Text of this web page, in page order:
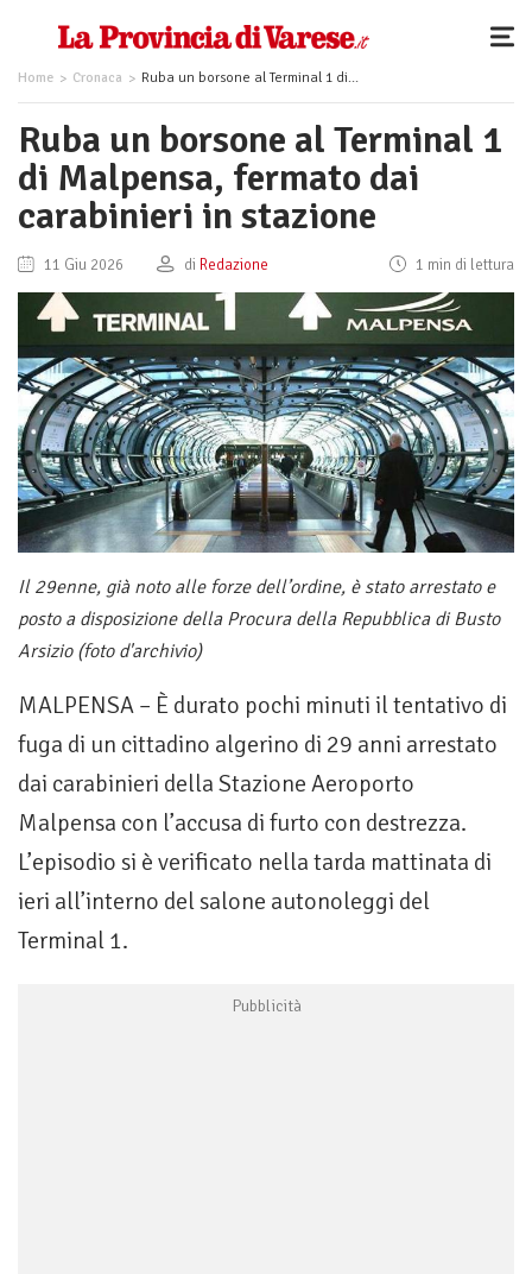
Home Cronaca Ruba un borsone al Terminal 1 di Malpensa, fermato dai carabinieri in stazione
Ruba un borsone al Terminal 1
di Malpensa, fermato dai
carabinieri in stazione
11 Giu 2026 di Redazione 1 min di lettura
Il 29enne, già noto alle forze dell’ordine, è stato arrestato e
posto a disposizione della Procura della Repubblica di Busto
Arsizio (foto d'archivio)
MALPENSA – È durato pochi minuti il tentativo di
fuga di un cittadino algerino di 29 anni arrestato
dai carabinieri della Stazione Aeroporto
Malpensa con l’accusa di furto con destrezza.
L’episodio si è verificato nella tarda mattinata di
ieri all’interno del salone autonoleggi del
Terminal 1.